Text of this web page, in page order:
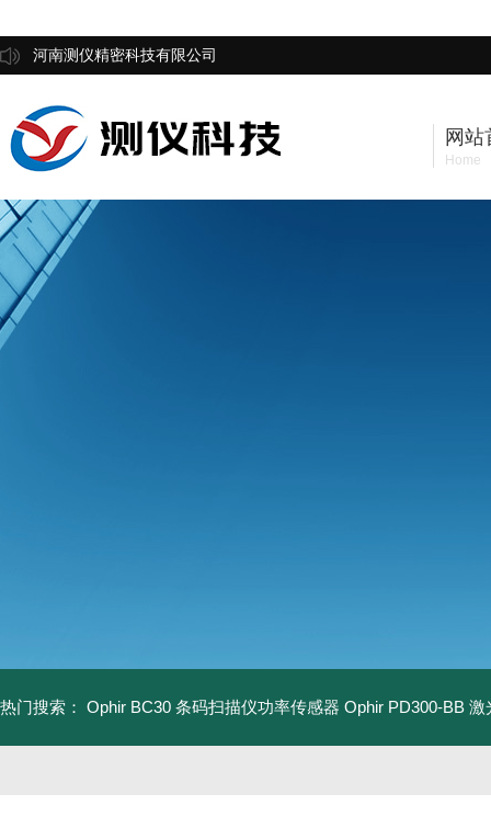
河南测仪精密科技有限公司
网站
Home
热门搜索： Ophir BC30 条码扫描仪功率传感器 Ophir PD300-BB